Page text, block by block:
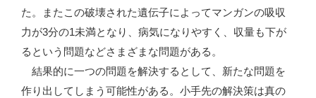
た。またこの破壊された遺伝子によってマンガンの吸収
力が3分の1未満となり、病気になりやすく、収量も下が
るという問題などさまざまな問題がある。
結果的に一つの問題を解決するとして、新たな問題を
作り出してしまう可能性がある。小手先の解決策は真の